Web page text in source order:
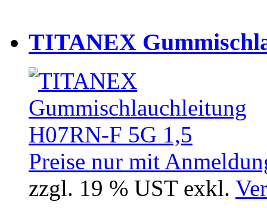
TITANEX
Preise nur mit
zzgl. 19 % UST exkl.